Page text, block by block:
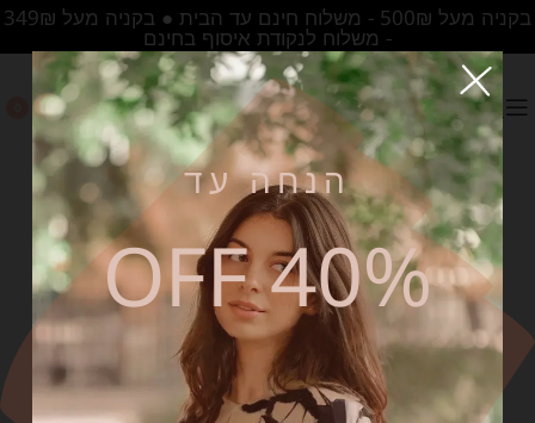
בקניה מעל 500₪ - משלוח חינם עד הבית ● בקניה מעל 349₪
- משלוח לנקודת איסוף בחינם
הנחה עד
40% OFF